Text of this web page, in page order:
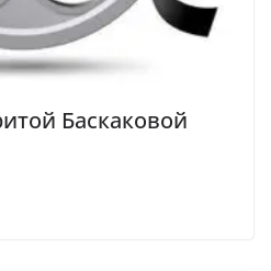
Баскаковой